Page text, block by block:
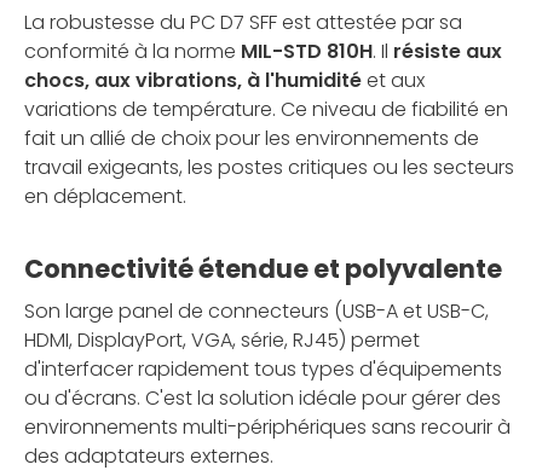
La robustesse du PC D7 SFF est attestée par sa
conformité à la norme MIL-STD 810H. Il résiste aux
chocs, aux vibrations, à l'humiditéet aux
variations de température. Ce niveau de fiabilité en
fait un allié de choix pour les environnements de
travail exigeants, les postes critiques ou les secteurs
en déplacement.
Connectivité étendue et polyvalente
Son large panel de connecteurs (USB-A et USB-C,
HDMI, DisplayPort, VGA, série, RJ45) permet
d'interfacer rapidement tous types d'équipements
ou d'écrans. C'est la solution idéale pour gérer des
environnements multi-périphériques sans recourir à
des adaptateurs externes.